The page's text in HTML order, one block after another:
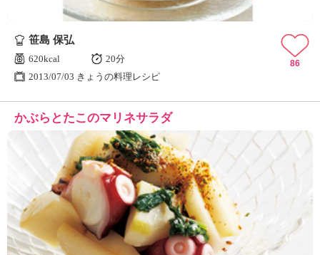
笹島 保弘
620kcal
20分
2013/07/03 きょうの料理レシピ
86
かぶらとたこのマリネサラダ